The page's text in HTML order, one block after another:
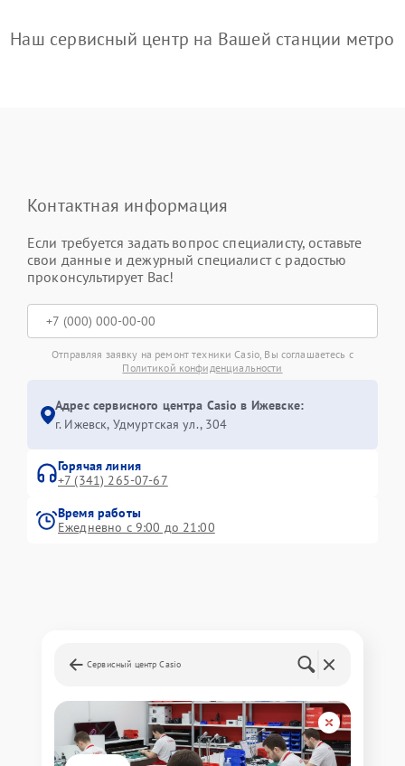
Наш сервисный центр на Вашей станции метро
Контактная информация
Если требуется задать вопрос специалисту, оставьте
свои данные и дежурный специалист с радостью
проконсультирует Вас!
Отправляя заявку на ремонт техники Casio, Вы соглашаетесь с
Политикой конфиденциальности
Адрес сервисного центра Casio в Ижевске:
г. Ижевск, Удмуртская ул., 304
Горячая линия
+7 (341) 265-07-67
Время работы
Ежедневно с 9:00 до 21:00
Сервисный центр Casio